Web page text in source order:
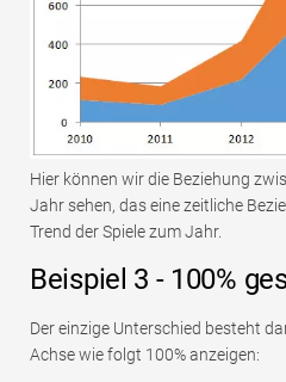
Hier können wir die Beziehung
Jahr sehen, das eine zeitliche
Trend der Spiele zum Jahr.
Beispiel 3 - 100%
Der einzige Unterschied besteht
Achse wie folgt 100% anzeigen: